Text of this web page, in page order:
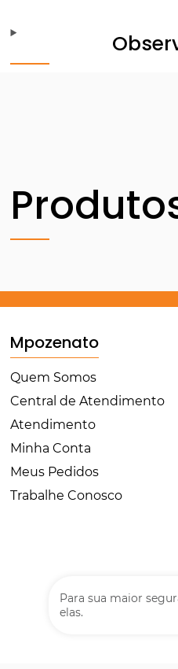
Para sua maior
elas.
Mpozenato
Quem Somos
Central de Atendimento
Atendimento
Minha Conta
Meus Pedidos
Trabalhe Conosco